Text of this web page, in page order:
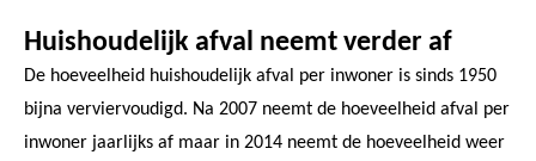
Huishoudelijk afval neemt verder af
De hoeveelheid huishoudelijk afval per inwoner is sinds 1950
bijna verviervoudigd. Na 2007 neemt de hoeveelheid afval per
inwoner jaarlijks af maar in 2014 neemt de hoeveelheid weer